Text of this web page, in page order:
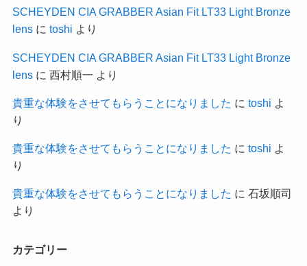
SCHEYDEN CIA GRABBER Asian Fit LT33 Light Bronze
lensに toshi より
SCHEYDEN CIA GRABBER Asian Fit LT33 Light Bronze
lensに 西村順一 より
貴重な体験をさせてもらうことになりました に toshi よ
り
貴重な体験をさせてもらうことになりました に toshi よ
り
貴重な体験をさせてもらうことになりました に 石坂順司
より
カテゴリー